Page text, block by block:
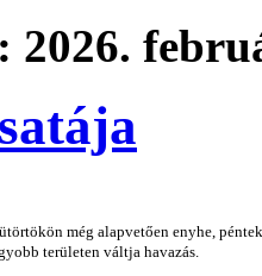
még alapvetően enyhe,
területen váltja havazás.